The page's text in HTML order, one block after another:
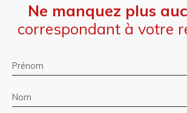
Ne manquez plus
correspondant à votre
Prénom
Nom